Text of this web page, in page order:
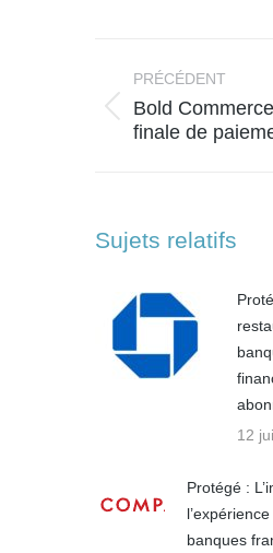
article
PRÉCÉDENT
Article
précédent
Bold
finale de
Sujets relatifs
12
Protégé :
banques